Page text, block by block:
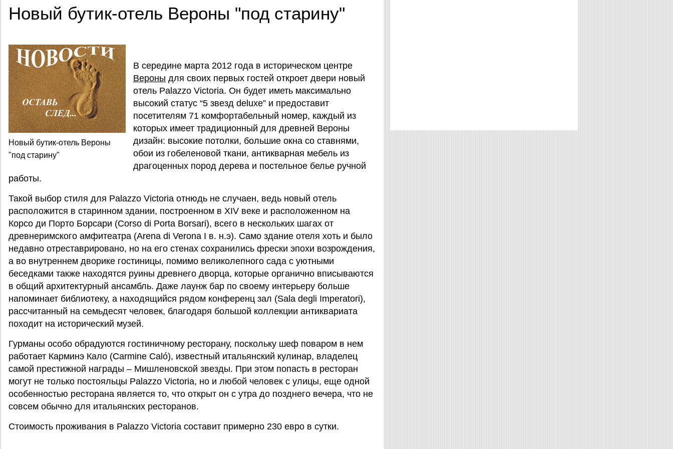
Новый бутик-отель Вероны "под старину"
Новый бутик-отель Вероны
"под старину"
В середине марта 2012 года в историческом центре
Вероны для своих первых гостей откроет двери новый
отель Palazzo Victoria. Он будет иметь максимально
высокий статус “5 звезд deluxe” и предоставит
посетителям 71 комфортабельный номер, каждый из
которых имеет традиционный для древней Вероны
дизайн: высокие потолки, большие окна со ставнями,
обои из гобеленовой ткани, антикварная мебель из
драгоценных пород дерева и постельное белье ручной
работы.
Такой выбор стиля для Palazzo Victoria отнюдь не случаен, ведь новый отель
расположится в старинном здании, построенном в XIV веке и расположенном на
Корсо ди Порто Борсари (Corso di Porta Borsari), всего в нескольких шагах от
древнеримского амфитеатра (Arena di Verona I в. н.э). Само здание отеля хоть и было
недавно отреставрировано, но на его стенах сохранились фрески эпохи возрождения,
а во внутреннем дворике гостиницы, помимо великолепного сада с уютными
беседками также находятся руины древнего дворца, которые органично вписываются
в общий архитектурный ансамбль. Даже лаунж бар по своему интерьеру больше
напоминает библиотеку, а находящийся рядом конференц зал (Sala degli Imperatori),
рассчитанный на семьдесят человек, благодаря большой коллекции антиквариата
походит на исторический музей.
Гурманы особо обрадуются гостиничному ресторану, поскольку шеф поваром в нем
работает Карминэ Кало (Carmine Caló), известный итальянский кулинар, владелец
самой престижной награды – Мишленовской звезды. При этом попасть в ресторан
могут не только постояльцы Palazzo Victoria, но и любой человек с улицы, еще одной
особенностью ресторана является то, что открыт он с утра до позднего вечера, что не
совсем обычно для итальянских ресторанов.
Стоимость проживания в Palazzo Victoria составит примерно 230 евро в сутки.